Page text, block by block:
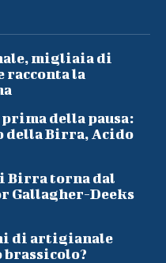
migliaia di
racconta la
della pausa:
della Birra, Acido
Birra torna dal
Gallagher-Deeks
di artigianale
brassicolo?